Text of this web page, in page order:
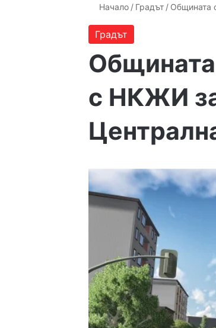
Начало / Градът / Общината
Градът
с НКЖИ